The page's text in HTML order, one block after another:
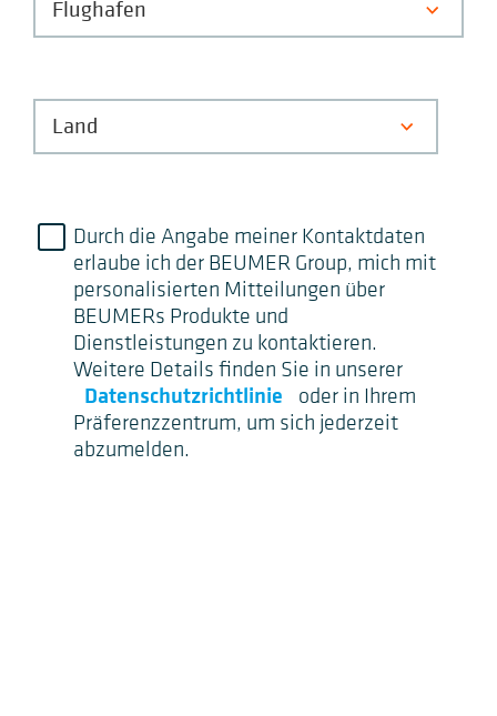
Durch die Angabe meiner Kontaktdaten
erlaube ich der BEUMER Group, mich mit
personalisierten Mitteilungen über
BEUMERs Produkte und
Dienstleistungen zu kontaktieren.
Weitere Details finden Sie in unserer
Datenschutzrichtlinie
oder in Ihrem
Präferenzzentrum, um sich jederzeit
abzumelden.